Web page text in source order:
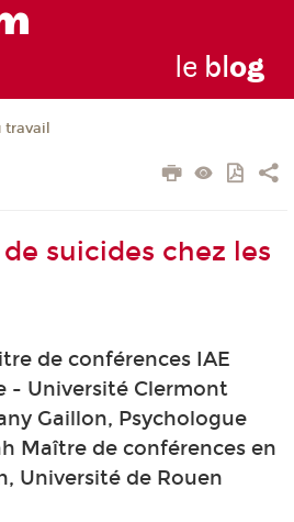
le blog
travail
suicides chez les
de conférences IAE
- Université Clermont
Gaillon, Psychologue
Maître de conférences en
Université de Rouen